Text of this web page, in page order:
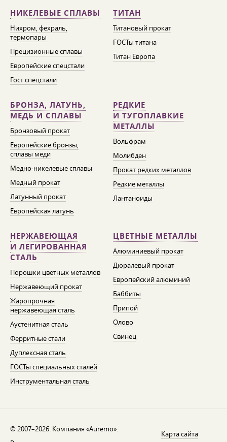
НИКЕЛЕВЫЕ СПЛАВЫ
Нихром, фехраль,
термопары
Прецизионные сплавы
Европейские спецстали
Гост спецстали
ТИТАН
Титановый прокат
ГОСТы титана
Титан Европа
БРОНЗА, ЛАТУНЬ,
МЕДЬ И СПЛАВЫ
Бронзовый прокат
Европейские бронзы,
сплавы меди
Медно-никелевые сплавы
Медный прокат
Латунный прокат
Европейская латунь
РЕДКИЕ
И ТУГОПЛАВКИЕ
МЕТАЛЛЫ
Вольфрам
Молибден
Прокат редких металлов
Редкие металлы
Лантаноиды
НЕРЖАВЕЮЩАЯ
И ЛЕГИРОВАННАЯ
СТАЛЬ
Порошки цветных металлов
Нержавеющий прокат
Жаропрочная
нержавеющая сталь
Аустенитная сталь
Ферритные стали
Дуплексная сталь
ГОСТы специальных сталей
Инструментальная сталь
ЦВЕТНЫЕ МЕТАЛЛЫ
Алюминиевый прокат
Дюралевый прокат
Европейский алюминий
Баббиты
Припой
Олово
Свинец
© 2007–2026. Компания «Auremo».
Карта сайта